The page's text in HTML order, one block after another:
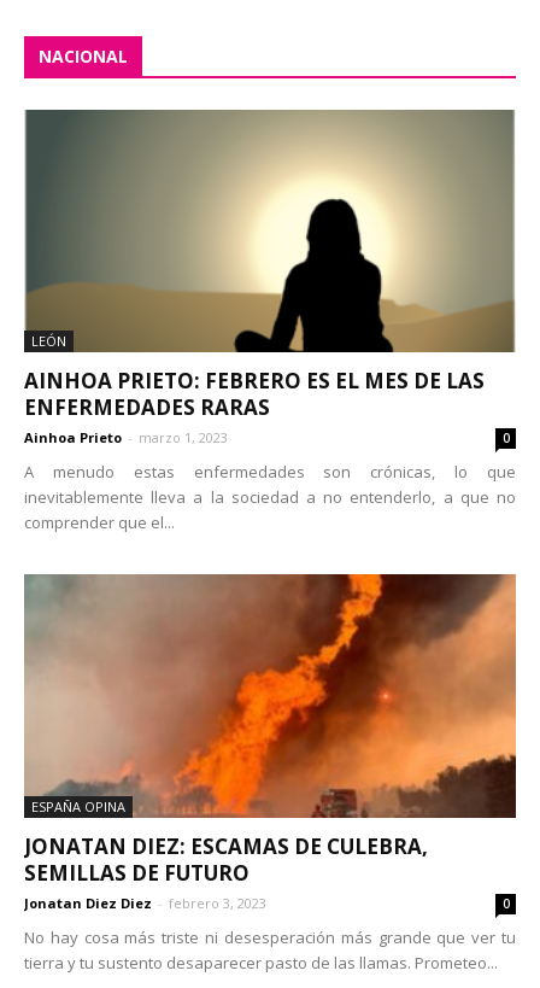
NACIONAL
LEÓN
AINHOA PRIETO: FEBRERO ES EL MES DE LAS
ENFERMEDADES RARAS
Ainhoa Prieto - marzo 1, 2023 0
A menudo estas enfermedades son crónicas, lo que
inevitablemente lleva a la sociedad a no entenderlo, a que no
comprender que el...
ESPAÑA OPINA
JONATAN DIEZ: ESCAMAS DE CULEBRA,
SEMILLAS DE FUTURO
Jonatan Diez Diez - febrero 3, 2023 0
No hay cosa más triste ni desesperación más grande que ver tu
tierra y tu sustento desaparecer pasto de las llamas. Prometeo...